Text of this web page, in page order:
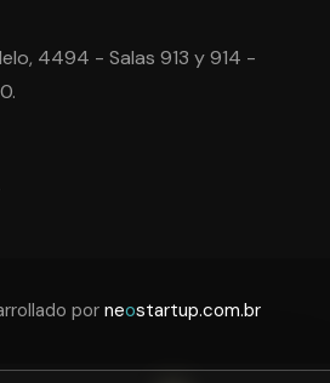
4494 - Salas 913 y 914 -
por neostartup.com.br